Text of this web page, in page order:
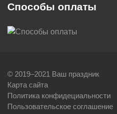
Способы оплаты
© 2019–2021 Ваш праздник
Карта сайта
Политика конфидециальности
Пользовательское соглашение